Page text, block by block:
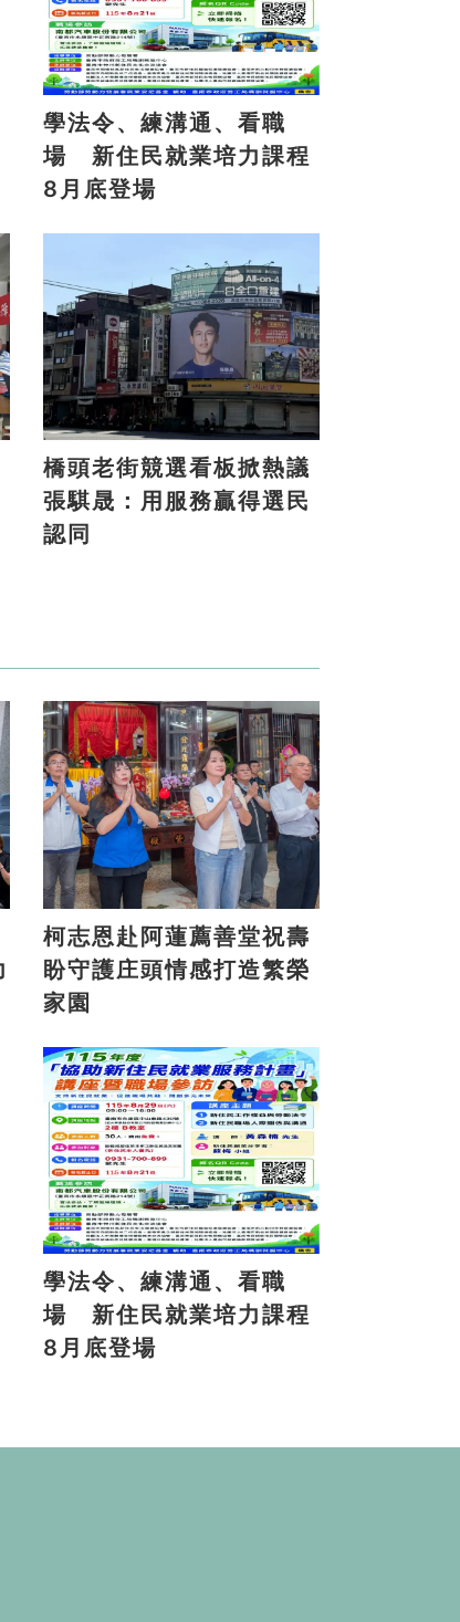
學法令、練溝通、看職
場 新住民就業培力課程
8月底登場
橋頭老街競選看板掀熱議
張騏晟：用服務贏得選民
認同
柯志恩赴阿蓮薦善堂祝壽
盼守護庄頭情感打造繁榮
家園
學法令、練溝通、看職
場 新住民就業培力課程
8月底登場